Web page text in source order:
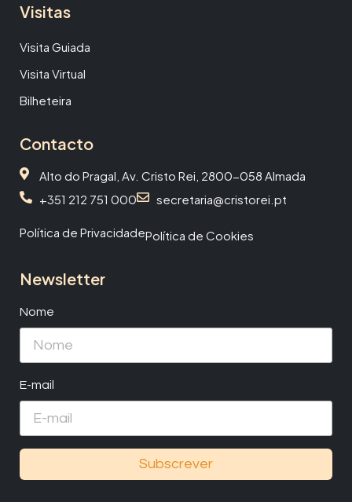
Visitas
Visita Guiada
Visita Virtual
Bilheteira
Contacto
Alto do Pragal, Av. Cristo Rei, 2800-058 Almada
+351 212 751 000
secretaria@cristorei.pt
Política de PrivacidadePolítica de Cookies
Newsletter
Nome
E-mail
Subscrever